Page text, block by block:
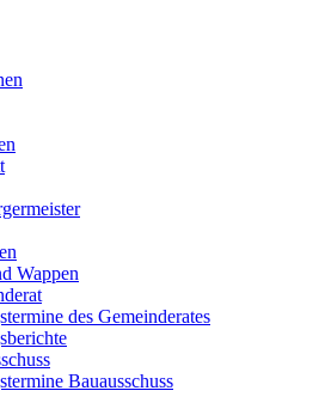
Wappen
des Gemeinderates
Bauausschuss